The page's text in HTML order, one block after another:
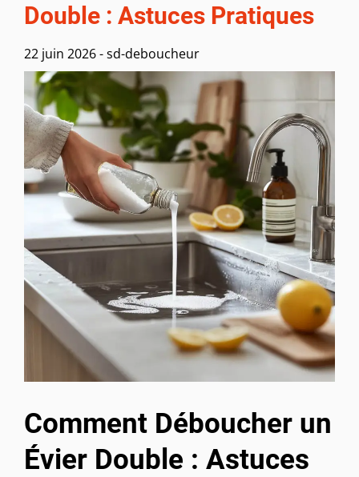
Double : Astuces Pratiques
22 juin 2026-sd-deboucheur
Comment Déboucher un
Évier Double : Astuces